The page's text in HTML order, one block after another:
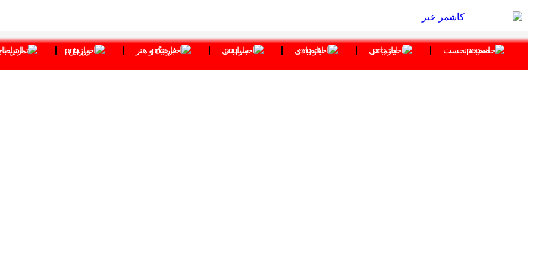
صفحه نخست اجتماعی اقتصادی سیاسی فرهنگ و هنر ورزش ارتباط